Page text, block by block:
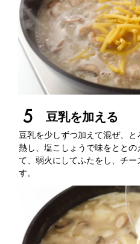
豆乳を加える
豆乳を少しずつ加えて混ぜ、
熱し、塩こしょうで味をとと
て、弱火にしてふたをし、チ
す。